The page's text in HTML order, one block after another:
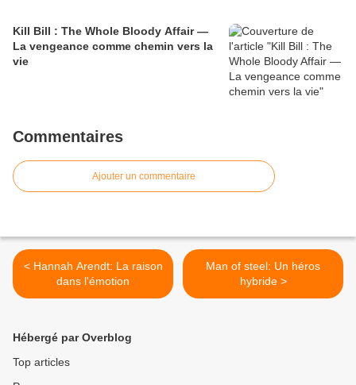
Kill Bill : The Whole Bloody Affair —
La vengeance comme chemin vers la
vie
Commentaires
Ajouter un commentaire
< Hannah Arendt: La raison
dans l'émotion
Man of steel: Un héros
hybride >
Hébergé par Overblog
Top articles